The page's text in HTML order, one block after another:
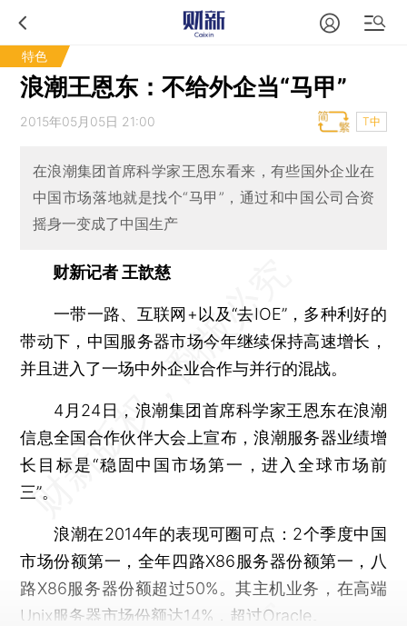
特色
浪潮王恩东：不给外企当“马甲”
2015年05月05日 21:00 T中
在浪潮集团首席科学家王恩东看来，有些国外企业在
中国市场落地就是找个“马甲”，通过和中国公司合资
摇身一变成了中国生产
财新记者 王歆慈
一带一路、互联网+以及“去IOE”，多种利好的
带动下，中国服务器市场今年继续保持高速增长，
并且进入了一场中外企业合作与并行的混战。
4月24日，浪潮集团首席科学家王恩东在浪潮
信息全国合作伙伴大会上宣布，浪潮服务器业绩增
长目标是“稳固中国市场第一，进入全球市场前
三”。
浪潮在2014年的表现可圈可点：2个季度中国
市场份额第一，全年四路X86服务器份额第一，八
路X86服务器份额超过50%。其主机业务，在高端
Unix服务器市场份额达14%，超过Oracle。